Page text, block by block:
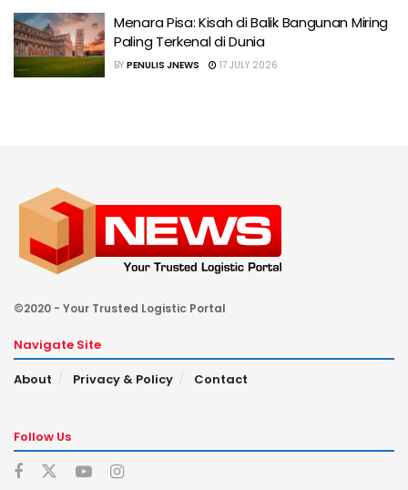
Menara Pisa: Kisah di Balik Bangunan Miring
Paling Terkenal di Dunia
BY PENULIS JNEWS 17 JULY 2026
©2020 - Your Trusted Logistic Portal
Navigate Site
About
Privacy & Policy Contact
Follow Us